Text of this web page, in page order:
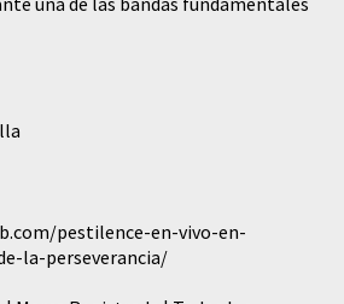
pestilence-en-vivo-en-
la-perseverancia/